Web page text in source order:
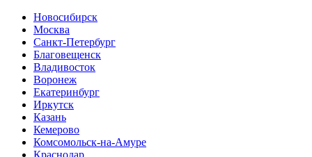
Новосибирск
Москва
Санкт-Петербург
Благовещенск
Владивосток
Воронеж
Екатеринбург
Иркутск
Казань
Кемерово
Комсомольск-на-Амуре
Краснодар